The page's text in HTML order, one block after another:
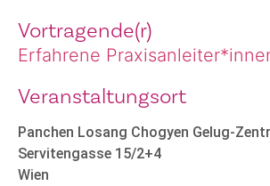
Vortragende(r)
Erfahrene
Veranstaltungsort
Panchen Losang Chogyen Gelug-
Servitengasse 15/2+4
Wien